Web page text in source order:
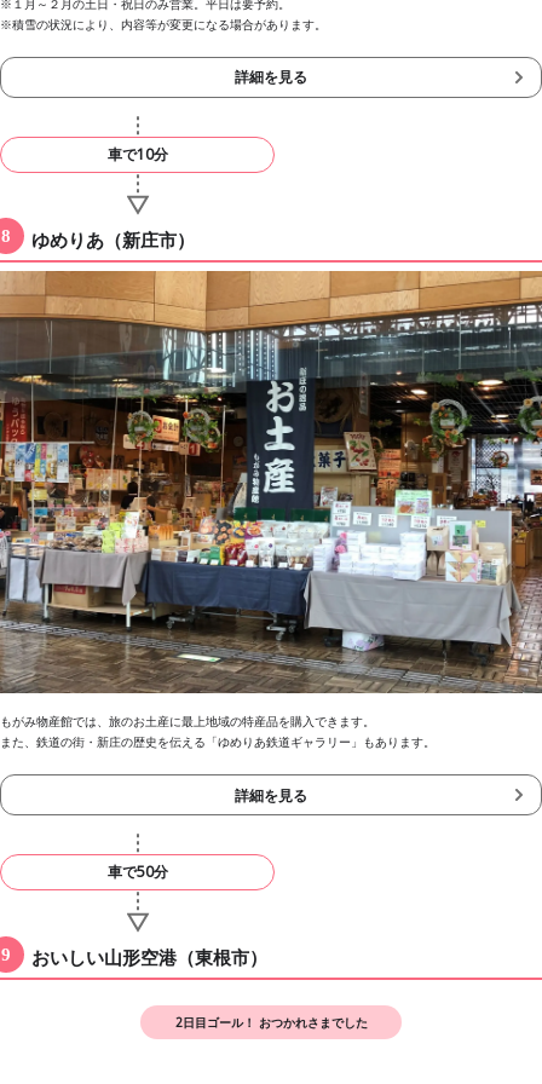
※１月～２月の土日・祝日のみ営業。平日は要予約。
※積雪の状況により、内容等が変更になる場合があります。
詳細を見る
車で10分
ゆめりあ（新庄市）
もがみ物産館では、旅のお土産に最上地域の特産品を購入できます。
また、鉄道の街・新庄の歴史を伝える「ゆめりあ鉄道ギャラリー」もあります。
詳細を見る
車で50分
おいしい山形空港（東根市）
2日目ゴール！ おつかれさまでした